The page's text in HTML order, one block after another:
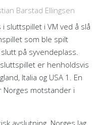
Barstad Ellingsen
sluttspillet i VM ved å slå
som ble spilt
på syvendeplass.
er henholdsvis
Italia og USA 1. En
motstander i
avslutning. Norges lag